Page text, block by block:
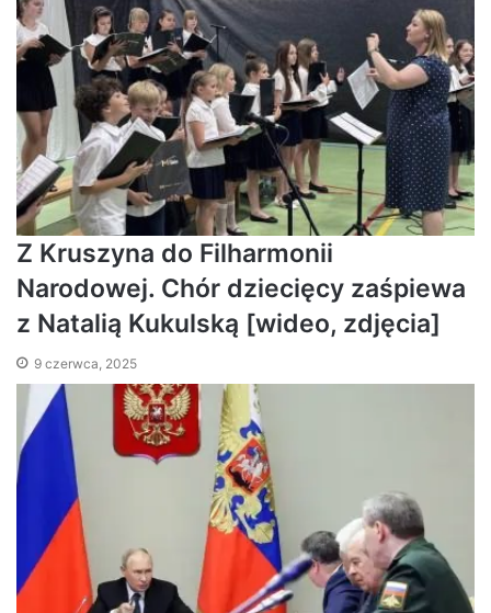
Z Kruszyna do Filharmonii
Narodowej. Chór dziecięcy zaśpiewa
z Natalią Kukulską [wideo, zdjęcia]
9 czerwca, 2025